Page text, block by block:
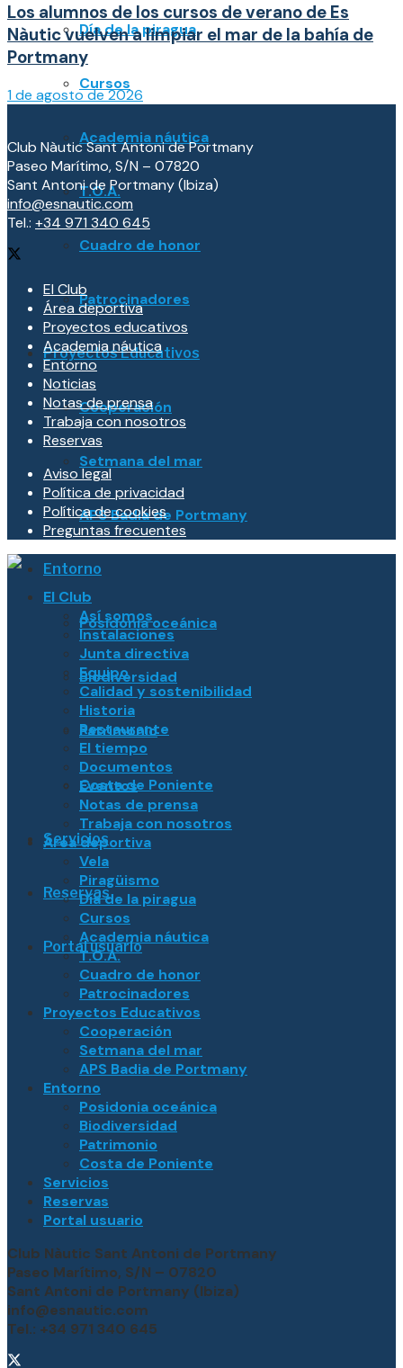
Día de la piragua
Cursos
Academia náutica
T.O.A.
Cuadro de honor
Patrocinadores
Proyectos Educativos
Cooperación
Setmana del mar
APS Badia de Portmany
Entorno
Posidonia oceánica
Biodiversidad
Patrimonio
Costa de Poniente
Servicios
Reservas
Portal usuario
Los alumnos de los cursos de verano de Es
Nàutic vuelven a limpiar el mar de la bahía de
Portmany
1 de agosto de 2026
Club Nàutic Sant Antoni de Portmany
Paseo Marítimo, S/N – 07820
Sant Antoni de Portmany (Ibiza)
info@esnautic.com
Tel.: +34 971 340 645
El Club
Área deportiva
Proyectos educativos
Academia náutica
Entorno
Noticias
Notas de prensa
Trabaja con nosotros
Reservas
Aviso legal
Política de privacidad
Política de cookies
Preguntas frecuentes
El Club
Así somos
Instalaciones
Junta directiva
Equipo
Calidad y sostenibilidad
Historia
Restaurante
El tiempo
Documentos
Eventos
Notas de prensa
Trabaja con nosotros
Área deportiva
Vela
Piragüismo
Día de la piragua
Cursos
Academia náutica
T.O.A.
Cuadro de honor
Patrocinadores
Proyectos Educativos
Cooperación
Setmana del mar
APS Badia de Portmany
Entorno
Posidonia oceánica
Biodiversidad
Patrimonio
Costa de Poniente
Servicios
Reservas
Portal usuario
Club Nàutic Sant Antoni de Portmany
Paseo Marítimo, S/N – 07820
Sant Antoni de Portmany (Ibiza)
info@esnautic.com
Tel.: +34 971 340 645